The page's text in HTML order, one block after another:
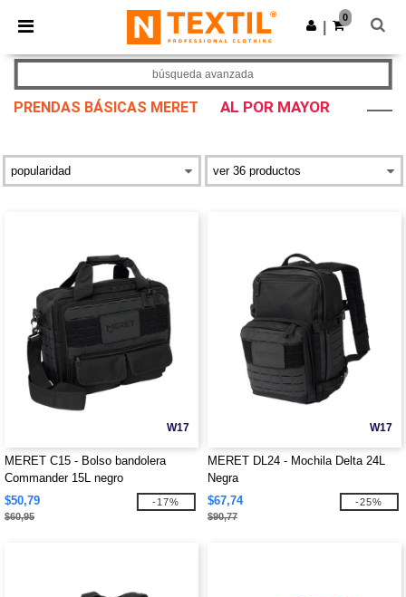
× App de Ntextil
¡Mejores precios en app!
Descargar app
0
PRENDAS BÁSICAS MERET AL POR MAYOR
búsqueda avanzada
W17
MERET C15 - Bolso bandolera
Commander 15L negro
$50,79
$60,95
-17%
W17
MERET DL24 - Mochila Delta 24L
Negra
$67,74
$90,77
-25%